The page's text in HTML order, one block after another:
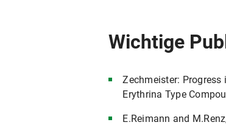
Wichtige
Zechmeister:
Erythrina Type
E.Reimann and